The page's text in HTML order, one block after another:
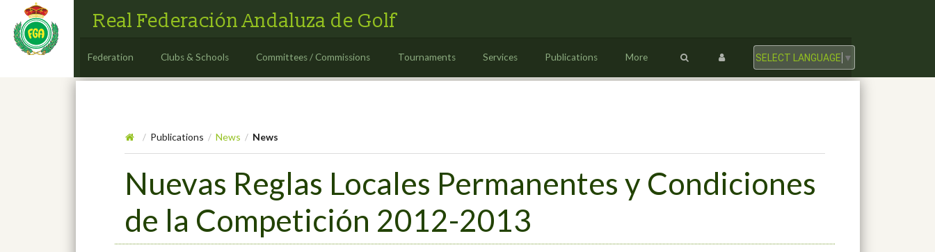
Real Federación Andaluza de Golf
Federation Clubs & Schools Committees / Commissions Tournaments Services Publications More SELECT LANGUAGE ▼
/ Publications / News / News
Nuevas Reglas Locales Permanentes y Condiciones
de la Competición 2012-2013